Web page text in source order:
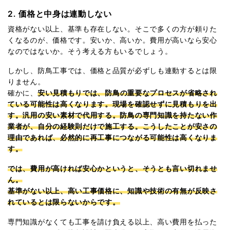
2. 価格と中身は連動しない
資格がない以上、基準も存在しない。そこで多くの方が頼りた
くなるのが、価格です。安いか、高いか。費用が高いなら安心
なのではないか。そう考える方もいるでしょう。
しかし、防鳥工事では、価格と品質が必ずしも連動するとは限
りません。
確かに、 安い見積もりでは、防鳥の重要なプロセスが省略され
ている可能性は高くなります。現場を確認せずに見積もりを出
す。汎用の安い素材で代用する。防鳥の専門知識を持たない作
業者が、自分の経験則だけで施工する。こうしたことが安さの
理由であれば、必然的に再工事につながる可能性は高くなりま
す。
では、費用が高ければ安心かというと、そうとも言い切れませ
ん。
基準がない以上、高い工事価格に、知識や技術の有無が反映さ
れているとは限らないからです。
専門知識がなくても工事を請け負える以上、高い費用を払った